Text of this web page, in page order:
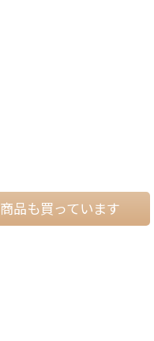
品も買っています